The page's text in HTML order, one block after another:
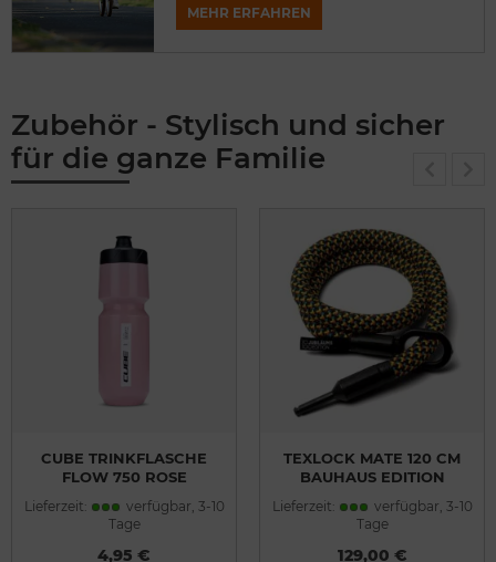
MEHR ERFAHREN
Zubehör - Stylisch und sicher
für die ganze Familie
CUBE TRINKFLASCHE
FLOW 750 ROSE
Lieferzeit:
verfügbar, 3-10
Tage
4,95 €
TEXLOCK MATE 120 CM
BAUHAUS EDITION
INSTECKSEIL
Lieferzeit:
verfügbar, 3-10
Tage
129,00 €